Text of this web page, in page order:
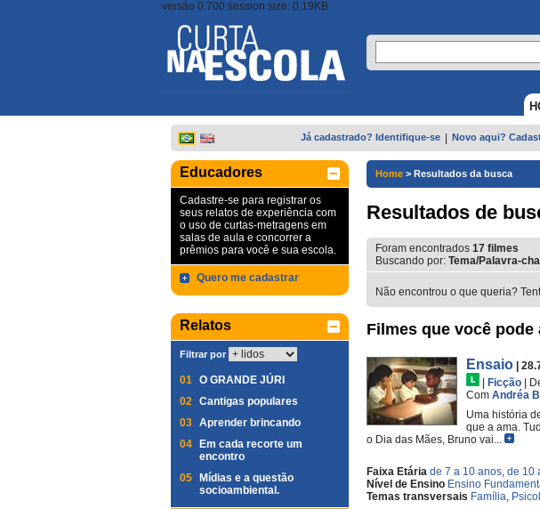
versão 0.700 session size: 0,19KB
Já cadastrado? Identifique-se Novo aqui?
Educadores
Cadastre-se para registrar os
seus relatos de experiência com
o uso de curtas-metragens em
salas de aula e concorrer a
prêmios para você e sua escola.
Quero me cadastrar
Relatos
Filtrar por
01 O GRANDE JÚRI
02 Cantigas populares
03 Aprender brincando
04
Em cada recorte um
encontro
05
Mídias e a questão
socioambiental.
Home > Resultados da busca
Resultados de
Foram encontrados 17 filmes
Buscando por: Tema/Palavra-
Não encontrou o que queria?
Filmes que você pode
Ensaio
|
Ficção
Com Andréa
Uma história
que a ama.
o Dia das Mães, Bruno vai...
Faixa Etária de 7 a 10 anos, de 10
Nível de Ensino Ensino
Temas transversais Família,